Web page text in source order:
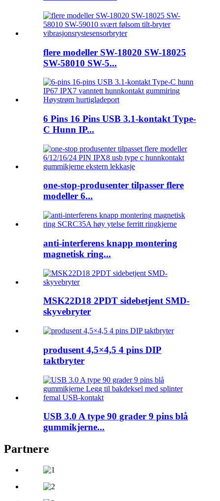
flere modeller SW-18020 SW-18025
SW-58010 SW-5...
6 Pins 16 Pins USB 3.1-kontakt Type-
C Hunn IP...
one-stop-produsenter tilpasser flere
modeller 6...
anti-interferens knapp montering
magnetisk ring...
MSK22D18 2PDT sidebetjent SMD-
skyvebryter
produsent 4,5×4,5 4 pins DIP
taktbryter
USB 3.0 A type 90 grader 9 pins blå
gummikjerne...
Partnere